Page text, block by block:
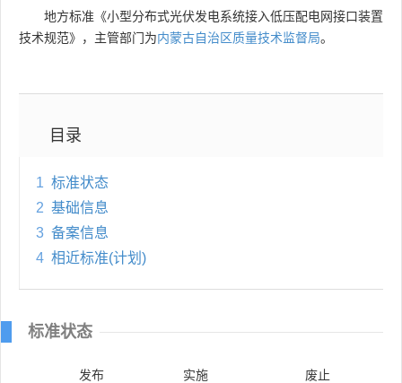
国外标准 技术委员会
地方标准《小型分布式光伏发电系统接入低压配电网接口装置
技术规范》，主管部门为内蒙古自治区质量技术监督局。
目录
1 标准状态
2 基础信息
3 备案信息
4 相近标准(计划)
标准状态
发布 实施 废止